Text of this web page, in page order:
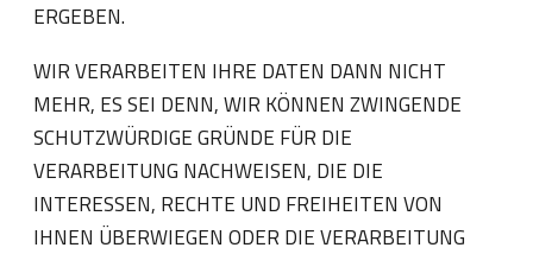
ERGEBEN.
WIR VERARBEITEN IHRE DATEN DANN NICHT
MEHR, ES SEI DENN, WIR KÖNNEN ZWINGENDE
SCHUTZWÜRDIGE GRÜNDE FÜR DIE
VERARBEITUNG NACHWEISEN, DIE DIE
INTERESSEN, RECHTE UND FREIHEITEN VON
IHNEN ÜBERWIEGEN ODER DIE VERARBEITUNG